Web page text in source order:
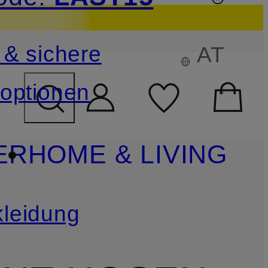
ÜBERSPRINGEN
sichere
AT
HOME & LIVING